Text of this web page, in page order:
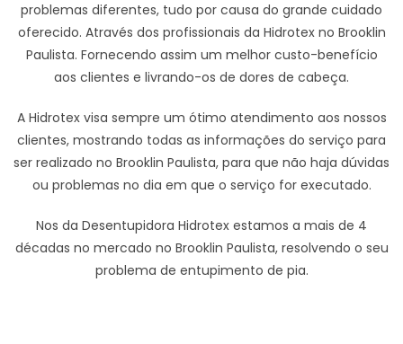
problemas diferentes, tudo por causa do grande cuidado
oferecido. Através dos profissionais da Hidrotex no Brooklin
Paulista. Fornecendo assim um melhor custo-benefício
aos clientes e livrando-os de dores de cabeça.
A Hidrotex visa sempre um ótimo atendimento aos nossos
clientes, mostrando todas as informações do serviço para
ser realizado no Brooklin Paulista, para que não haja dúvidas
ou problemas no dia em que o serviço for executado.
Nos da Desentupidora Hidrotex estamos a mais de 4
décadas no mercado no Brooklin Paulista, resolvendo o seu
problema de entupimento de pia.